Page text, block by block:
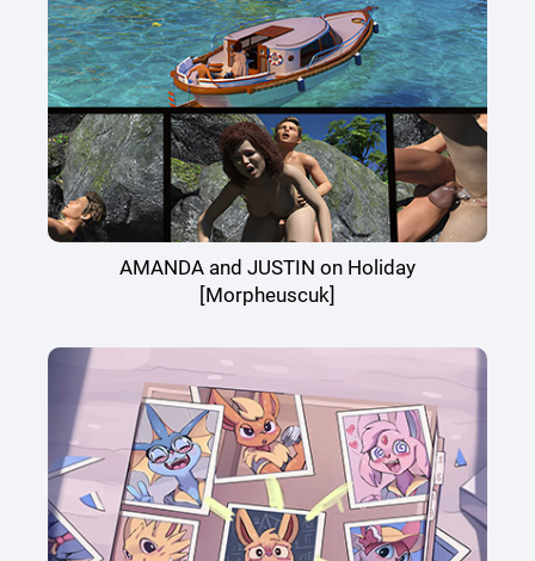
AMANDA and JUSTIN on Holiday
[Morpheuscuk]